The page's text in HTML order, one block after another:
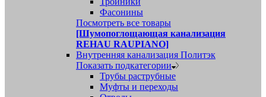
Фасонины
Посмотреть все товары
[Шумопоглощающая канализация
REHAU RAUPIANO]
Внутренняя канализация Политэк
Показать подкатегории
Трубы раструбные
Муфты и переходы